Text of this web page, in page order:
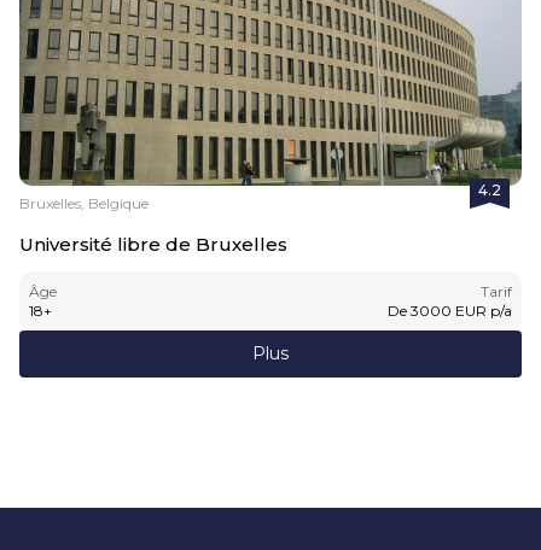
4.2
Bruxelles, Belgique
Université libre de Bruxelles
Âge
18+
Tarif
De 3000 EUR p/a
Plus